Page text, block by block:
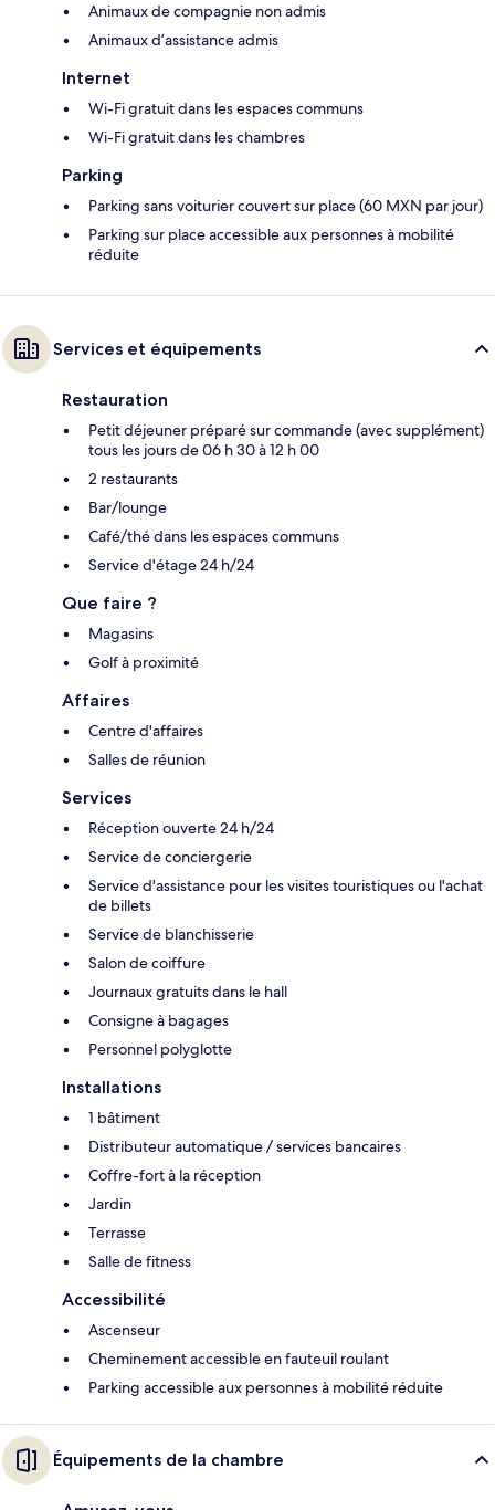
Animaux de compagnie non admis
Animaux d’assistance admis
Internet
Wi-Fi gratuit dans les espaces communs
Wi-Fi gratuit dans les chambres
Parking
Parking sans voiturier couvert sur place (60 MXN par jour)
Parking sur place accessible aux personnes à mobilité
réduite
Services et équipements
Restauration
Petit déjeuner préparé sur commande (avec supplément)
tous les jours de 06 h 30 à 12 h 00
2 restaurants
Bar/lounge
Café/thé dans les espaces communs
Service d'étage 24 h/24
Que faire ?
Magasins
Golf à proximité
Affaires
Centre d'affaires
Salles de réunion
Services
Réception ouverte 24 h/24
Service de conciergerie
Service d'assistance pour les visites touristiques ou l'achat
de billets
Service de blanchisserie
Salon de coiffure
Journaux gratuits dans le hall
Consigne à bagages
Personnel polyglotte
Installations
1 bâtiment
Distributeur automatique / services bancaires
Coffre-fort à la réception
Jardin
Terrasse
Salle de fitness
Accessibilité
Ascenseur
Cheminement accessible en fauteuil roulant
Parking accessible aux personnes à mobilité réduite
Équipements de la chambre